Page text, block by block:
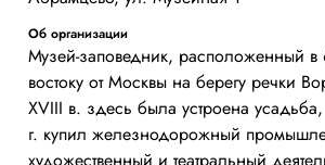
Об организации
Музей-заповедник, расположенный в
востоку от Москвы на берегу речки
XVIII в. здесь была устроена
г. купил железнодорожный